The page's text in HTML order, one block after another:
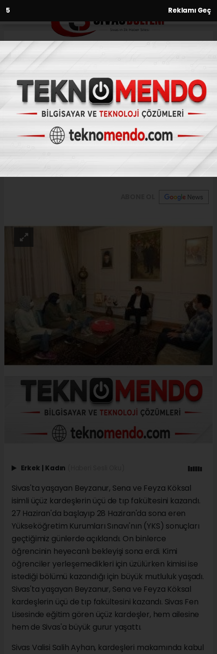
3 Reklamı Geç
Anasayfa
Üçüz kardeşler tıp fakültesini
kazandı
28.08.2020 - 09:48, Güncelleme: 28.08.2020 - 09:48
Sivas'ta yaşayan Beyzanur, Sena ve Feyza
Köksal isimli üçüz kardeşlerin üçü de tıp
fakültesini kazandı.
Erkek | Kadın
Sivas'ta yaşayan Beyzanur, Sena ve Feyza Köksal
isimli üçüz kardeşlerin üçü de tıp fakültesini kazandı.
27 Haziran'da başlayıp 28 Haziran'da sona eren
Yükseköğretim Kurumları Sınavı'nın (YKS) sonuçları
geçtiğimiz günlerde açıklandı. On binlerce
öğrencinin heyecanlı bekleyişi sona erdi. Kimi
öğrenciler yerleşemedikleri için üzülürken kimisi ise
istediği bölümü kazandığı için büyük mutluluk yaşadı.
Sivas'ta yaşayan Beyzanur, Sena ve Feyza Köksal
kardeşlerin üçü de tıp fakültesini kazandı. Sivas Fen
Lisesinde eğitim gören üçüz kardeşler, hem ailesine
hem de Sivas'a büyük gurur yaşattı.
Sivas Valisi Salih Ayhan, kardeşleri makamında kabul